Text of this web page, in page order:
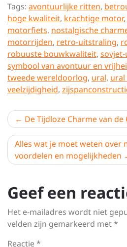
Tags: avontuurlijke ritten,
hoge kwaliteit, krachtige motor,
motorfiets, nostalgische
motorrijden, retro-uitstraling,
robuuste bouwkwaliteit,
symbool van avontuur en
tweede wereldoorlog, ural,
veelzijdigheid,
De Tijdloze Charme van
Alles wat je moet weten over
voordelen en mogelijkheden
Geef een
Het e-mailadres wordt niet
velden zijn gemarkeerd met*
Reactie*